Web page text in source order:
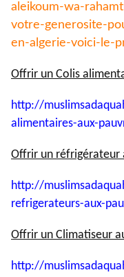
aleikoum-wa-
votre-generosite-
en-algerie-voici-le-
Offrir un Colis
http://
alimentaires-aux-
Offrir un réfrigérateur
http://
refrigerateurs-aux-
Offrir un Climatiseur
http://